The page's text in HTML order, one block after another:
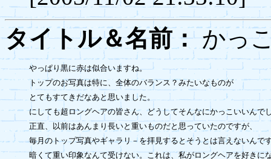
タイトル＆名前：かっ
やっぱり黒に赤は似合いますね。
トップのお写真は特に、全体のバランス？みたいなものが
とてもすてきだなあと思いました。
にしても超ロングヘアの皆さん、どうしてそんなにかっこいいんで
正直、以前はあんまり長いと重いものだと思っていたのですが、
毎月のトップ写真やギャラリ－を拝見するとそうとは言えないんで
暗くて重い印象なんて受けない。これは、私がロングヘアを好きに